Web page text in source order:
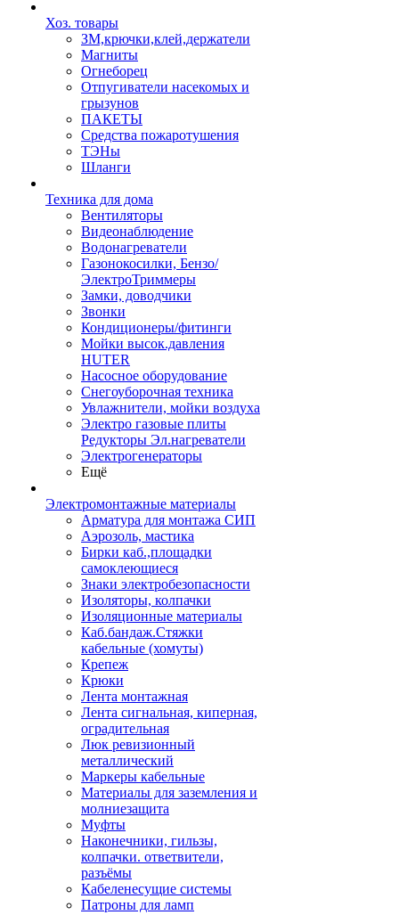
Хоз. товары
ЗМ,крючки,клей,держатели
Магниты
Огнеборец
Отпугиватели насекомых и
грызунов
ПАКЕТЫ
Средства пожаротушения
ТЭНы
Шланги
Техника для дома
Вентиляторы
Видеонаблюдение
Водонагреватели
Газонокосилки, Бензо/
ЭлектроТриммеры
Замки, доводчики
Звонки
Кондиционеры/фитинги
Мойки высок.давления
HUTER
Насосное оборудование
Снегоуборочная техника
Увлажнители, мойки воздуха
Электро газовые плиты
Редукторы Эл.нагреватели
Электрогенераторы
Ещё
Электромонтажные материалы
Арматура для монтажа СИП
Аэрозоль, мастика
Бирки каб.,площадки
самоклеющиеся
Знаки электробезопасности
Изоляторы, колпачки
Изоляционные материалы
Каб.бандаж.Стяжки
кабельные (хомуты)
Крепеж
Крюки
Лента монтажная
Лента сигнальная, киперная,
оградительная
Люк ревизионный
металлический
Маркеры кабельные
Материалы для заземления и
молниезащита
Муфты
Наконечники, гильзы,
колпачки. ответвители,
разъёмы
Кабеленесущие системы
Патроны для ламп